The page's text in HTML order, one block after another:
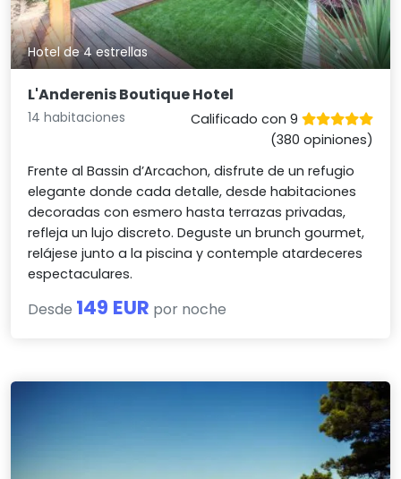
Hotel de 4 estrellas
L'Anderenis Boutique Hotel
14 habitaciones
Calificado con 9
(380 opiniones)
Frente al Bassin d’Arcachon, disfrute de un refugio
elegante donde cada detalle, desde habitaciones
decoradas con esmero hasta terrazas privadas,
refleja un lujo discreto. Deguste un brunch gourmet,
relájese junto a la piscina y contemple atardeceres
espectaculares.
Desde 149 EUR por noche